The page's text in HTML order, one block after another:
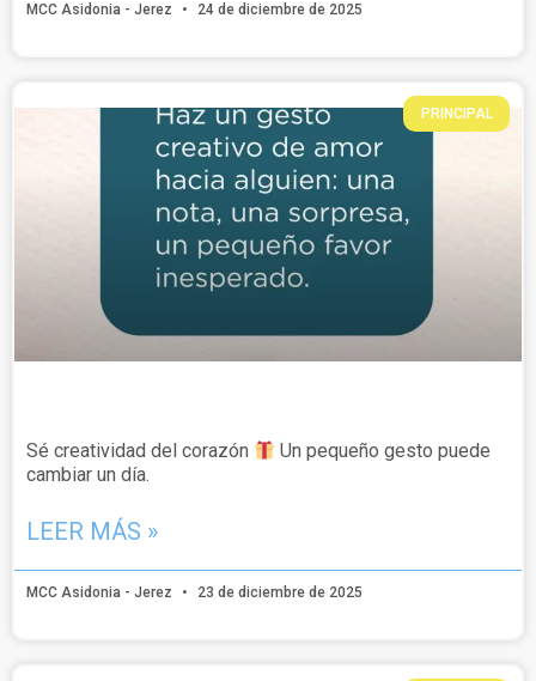
MCC Asidonia - Jerez 24 de diciembre de 2025
PRINCIPAL
Sé creatividad del corazón
Un pequeño gesto puede
cambiar un día.
LEER MÁS »
MCC Asidonia - Jerez 23 de diciembre de 2025